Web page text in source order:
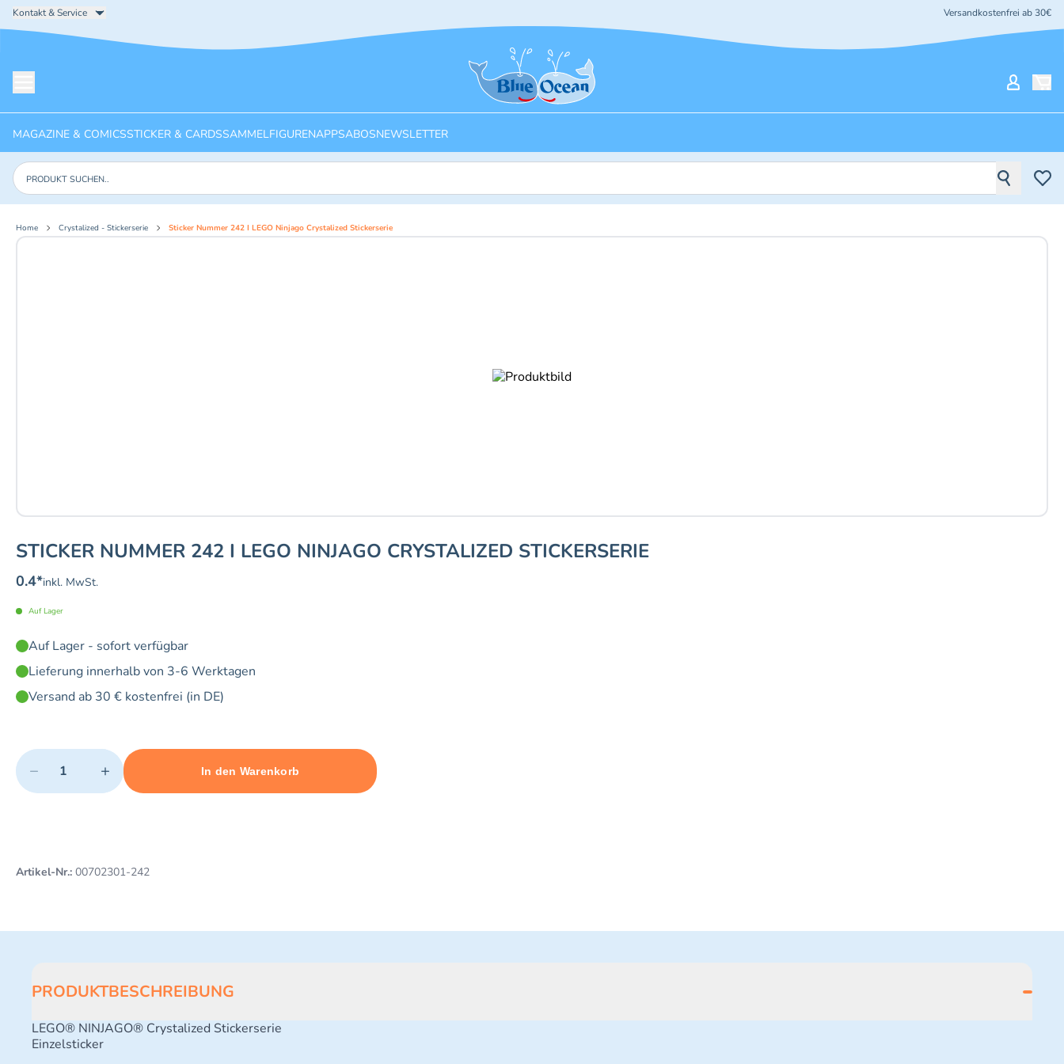
Kontakt & Service Versandkostenfrei ab 30€
Startseite
MAGAZINE & COMICSSTICKER & CARDSSAMMELFIGURENAPPSABOSNEWSLETTER
Produkte suchen
Home Crystalized - Stickerserie Sticker Nummer 242 I LEGO Ninjago Crystalized Stickerserie
STICKER NUMMER 242 I LEGO NINJAGO CRYSTALIZED STICKERSERIE
0.4*inkl. MwSt.
Auf Lager
Auf Lager - sofort verfügbar
Lieferung innerhalb von 3-6 Werktagen
Versand ab 30 € kostenfrei (in DE)
Quantity
− +
Minimum quantity: 1 Maximum quantity: 3
In den Warenkorb
Add 1 item to cart
Artikel-Nr.: 00702301-242
PRODUKTBESCHREIBUNG
LEGO® NINJAGO® Crystalized Stickerserie
Einzelsticker